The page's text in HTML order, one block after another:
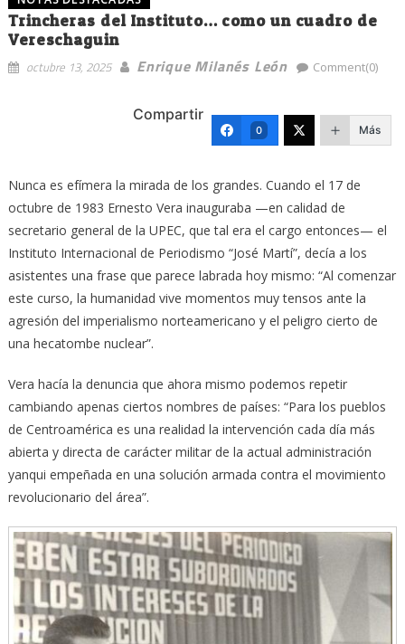
Trincheras del Instituto… como un cuadro de
Vereschaguin
octubre 13, 2025 Enrique Milanés León Comment(0)
Compartir
0 Más
Nunca es efímera la mirada de los grandes. Cuando el 17 de
octubre de 1983 Ernesto Vera inauguraba —en calidad de
secretario general de la UPEC, que tal era el cargo entonces— el
Instituto Internacional de Periodismo “José Martí”, decía a los
asistentes una frase que parece labrada hoy mismo: “Al comenzar
este curso, la humanidad vive momentos muy tensos ante la
agresión del imperialismo norteamericano y el peligro cierto de
una hecatombe nuclear”.
Vera hacía la denuncia que ahora mismo podemos repetir
cambiando apenas ciertos nombres de países: “Para los pueblos
de Centroamérica es una realidad la intervención cada día más
abierta y directa de carácter militar de la actual administración
yanqui empeñada en una solución armada contra el movimiento
revolucionario del área”.